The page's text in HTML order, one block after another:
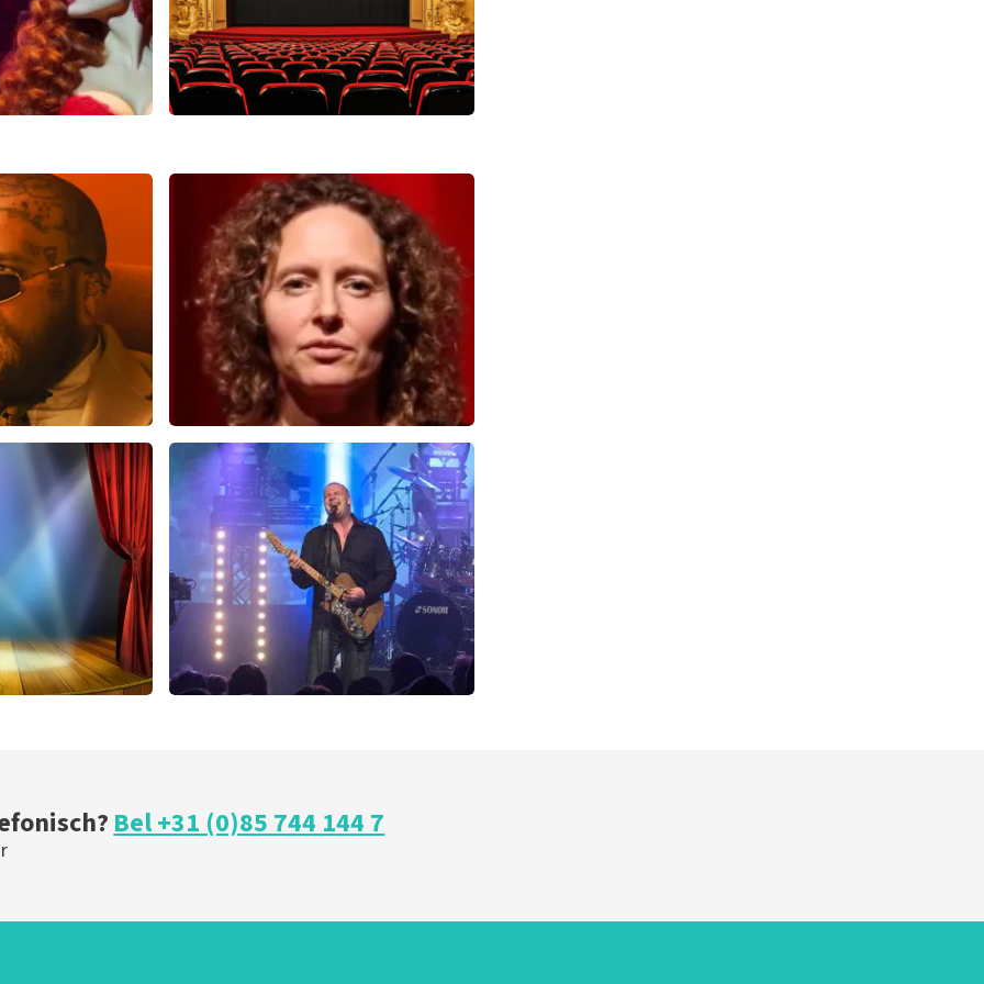
reviews 60reviews
BEKIJKEN
Esther van der Voort
654 laatste 30 minuten
BESTEL NU
Bel +31 (0)85 744 144 7